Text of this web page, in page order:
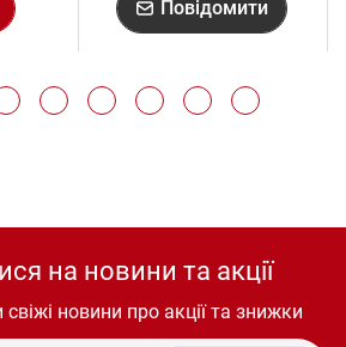
Повідомити
на новини та акції
новини про акції та знижки